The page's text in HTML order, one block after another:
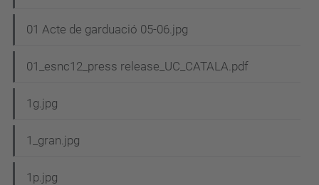
01 Acte de garduació 05-06.jpg
01_esnc12_press release_UC_CATALA.pdf
1g.jpg
1_gran.jpg
1p.jpg